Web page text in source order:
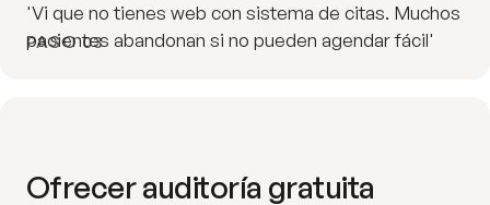
PASO 03
'Vi que no tienes web con sistema de citas. Muchos
pacientes abandonan si no pueden agendar fácil'
Ofrecer auditoría gratuita